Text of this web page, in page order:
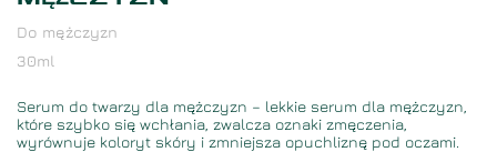
Do mężczyzn
30ml
Serum do twarzy dla mężczyzn – lekkie serum dla mężczyzn,
które szybko się wchłania, zwalcza oznaki zmęczenia,
wyrównuje koloryt skóry i zmniejsza opuchliznę pod oczami.